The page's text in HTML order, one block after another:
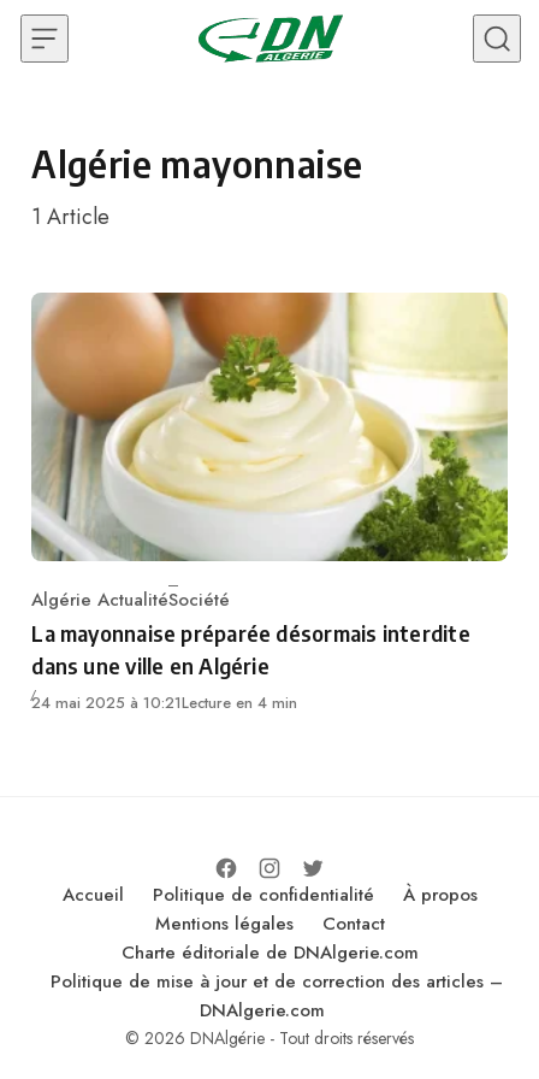
Skip to content
Algérie mayonnaise
1 Article
Category
Algérie ActualitéSociété
La mayonnaise préparée désormais interdite
dans une ville en Algérie
24 mai 2025 à 10:21Lecture en 4 min
Accueil Politique de confidentialité
À propos
Mentions légales
Contact
Charte éditoriale de DNAlgerie.com
Politique de mise à jour et de correction des articles –
DNAlgerie.com
© 2026 DNAlgérie - Tout droits réservés